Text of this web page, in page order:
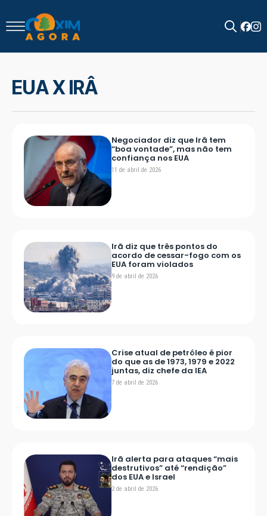
for:
EUA X IRÂ
Negociador diz que Irã tem
“boa vontade”, mas não tem
confiança nos EUA
11 de abril de 2026
Irã diz que três pontos do
acordo de cessar-fogo com os
EUA foram violados
9 de abril de 2026
Crise atual de petróleo é pior
do que as de 1973, 1979 e 2022
juntas, diz chefe da IEA
7 de abril de 2026
Irã alerta para ataques “mais
destrutivos” até “rendição”
dos EUA e Israel
2 de abril de 2026